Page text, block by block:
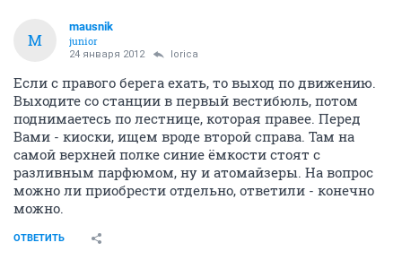
M
mausnik
junior
24 января 2012 lorica
Если с правого берега ехать, то выход по движению.
Выходите со станции в первый вестибюль, потом
поднимаетесь по лестнице, которая правее. Перед
Вами - киоски, ищем вроде второй справа. Там на
самой верхней полке синие ёмкости стоят с
разливным парфюмом, ну и атомайзеры. На вопрос
можно ли приобрести отдельно, ответили - конечно
можно.
ОТВЕТИТЬ